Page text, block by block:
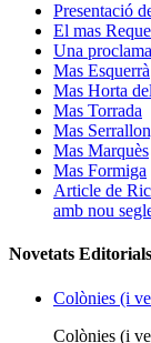
Presentació
El mas
Una
Mas Esquerrà
Mas Horta
Mas Torrada
Mas
Mas Marquès
Mas Formiga
Article de
amb nou
Novetats Editorials
Colònies (i
Colònies (i